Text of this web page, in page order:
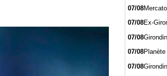
07/08
07/08Ex-
07/08
07/08
Gianni
07/08